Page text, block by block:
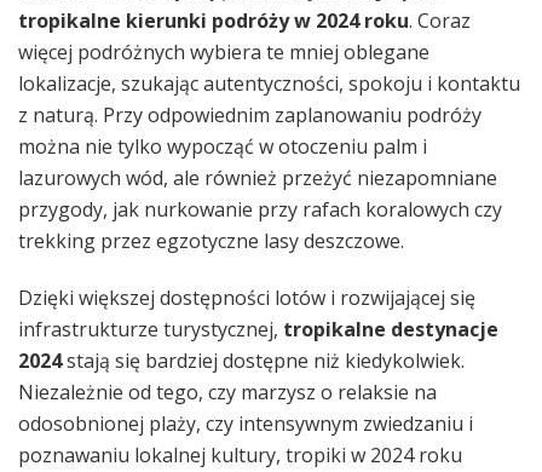
tropikalne kierunki podróży w 2024 roku. Coraz
więcej podróżnych wybiera te mniej oblegane
lokalizacje, szukając autentyczności, spokoju i kontaktu
z naturą. Przy odpowiednim zaplanowaniu podróży
można nie tylko wypocząć w otoczeniu palm i
lazurowych wód, ale również przeżyć niezapomniane
przygody, jak nurkowanie przy rafach koralowych czy
trekking przez egzotyczne lasy deszczowe.
Dzięki większej dostępności lotów i rozwijającej się
infrastrukturze turystycznej, tropikalne destynacje
2024stają się bardziej dostępne niż kiedykolwiek.
Niezależnie od tego, czy marzysz o relaksie na
odosobnionej plaży, czy intensywnym zwiedzaniu i
poznawaniu lokalnej kultury, tropiki w 2024 roku